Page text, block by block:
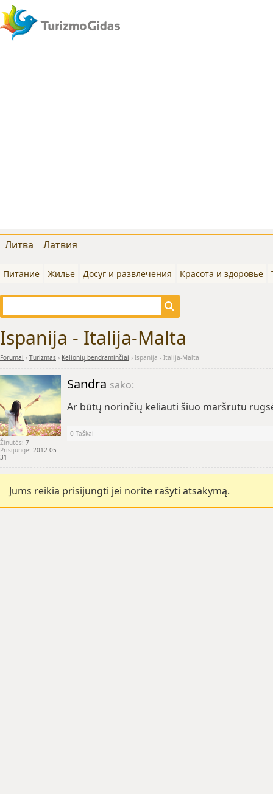
Литва Латвия
Питание Жилье Досуг и развлечения Красота и здоровье
Ispanija - Italija-Malta
Forumai › Turizmas › Kelionių bendraminčiai › Ispanija - Italija-Malta
Žinutės: 7
Prisijungė: 2012-05-
31
Sandra sako:
Ar būtų norinčių keliauti šiuo maršrutu
0 Taškai
Jums reikia prisijungti jei norite rašyti atsakymą.